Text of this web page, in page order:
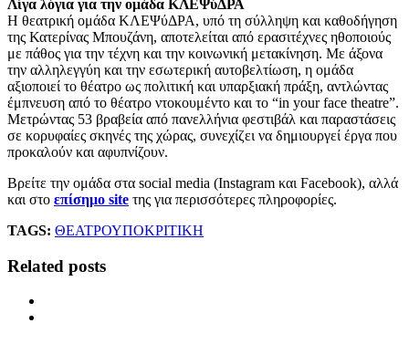
Λίγα λόγια για την ομάδα ΚΛΕΨύΔΡΑ
Η θεατρική ομάδα ΚΛΕΨύΔΡΑ, υπό τη σύλληψη και καθοδήγηση
της Κατερίνας Μπουζάνη, αποτελείται από ερασιτέχνες ηθοποιούς
με πάθος για την τέχνη και την κοινωνική μετακίνηση. Με άξονα
την αλληλεγγύη και την εσωτερική αυτοβελτίωση, η ομάδα
αξιοποιεί το θέατρο ως πολιτική και υπαρξιακή πράξη, αντλώντας
έμπνευση από το θέατρο ντοκουμέντο και το “in your face theatre”.
Μετρώντας 53 βραβεία από πανελλήνια φεστιβάλ και παραστάσεις
σε κορυφαίες σκηνές της χώρας, συνεχίζει να δημιουργεί έργα που
προκαλούν και αφυπνίζουν.
Βρείτε την ομάδα στα social media (Instagram και Facebook), αλλά
και στο επίσημο site της για περισσότερες πληροφορίες.
TAGS: ΘΕΑΤΡΟΥΠΟΚΡΙΤΙΚΗ
Related posts